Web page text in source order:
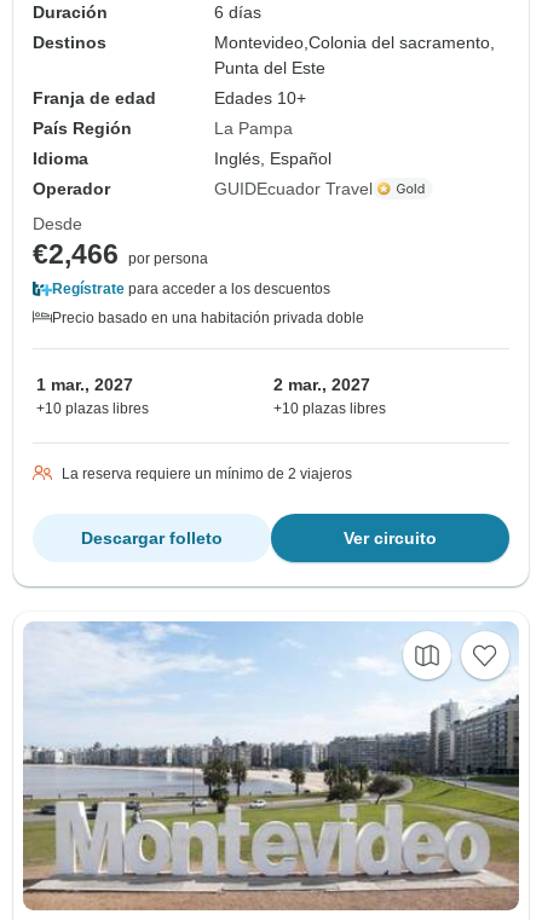
Duración
6 días
Destinos
Montevideo,Colonia del sacramento,
Punta del Este
Franja de edad
Edades 10+
País Región
La Pampa
Idioma
Inglés, Español
Operador
GUIDEcuador Travel
Desde
€2,466
por persona
Regístrate para acceder a los descuentos
Precio basado en una habitación privada doble
1 mar., 2027
+10 plazas libres
2 mar., 2027
+10 plazas libres
La reserva requiere un mínimo de 2 viajeros
Ver circuito
Descargar folleto